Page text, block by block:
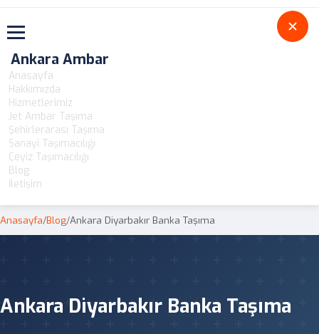
Toggle navigation
Ankara Ambar
Anasayfa
Hakkımızda
Hizmetlerimiz
Jet Ambar Taşıma
Şehirlerarası Taşıma
Sanayi Taşımacılığı
Çeyiz Taşımacılığı
Blog
İletişim
Anasayfa/Blog/Ankara Diyarbakır Banka Taşıma
Ankara Diyarbakır Banka Taşıma